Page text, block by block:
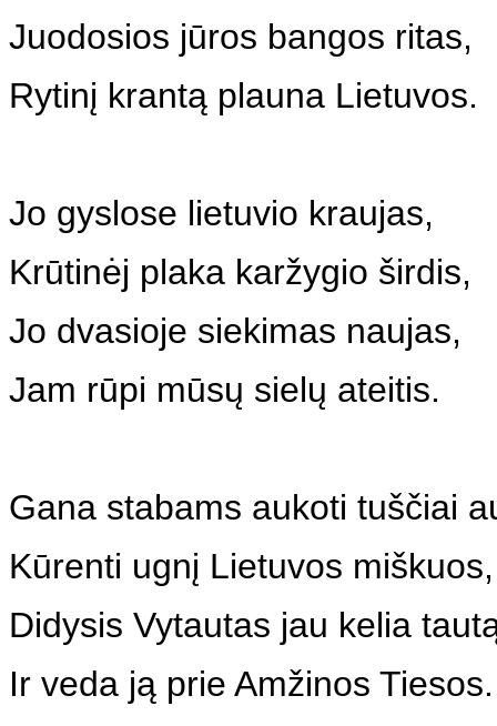
Juodosios jūros bangos ritas,
Rytinį krantą plauna Lietuvos.
Jo gyslose lietuvio kraujas,
Krūtinėj plaka karžygio širdis,
Jo dvasioje siekimas naujas,
Jam rūpi mūsų sielų ateitis.
Gana stabams aukoti tuščiai
Kūrenti ugnį Lietuvos miškuos,
Didysis Vytautas jau kelia
Ir veda ją prie Amžinos Tiesos.